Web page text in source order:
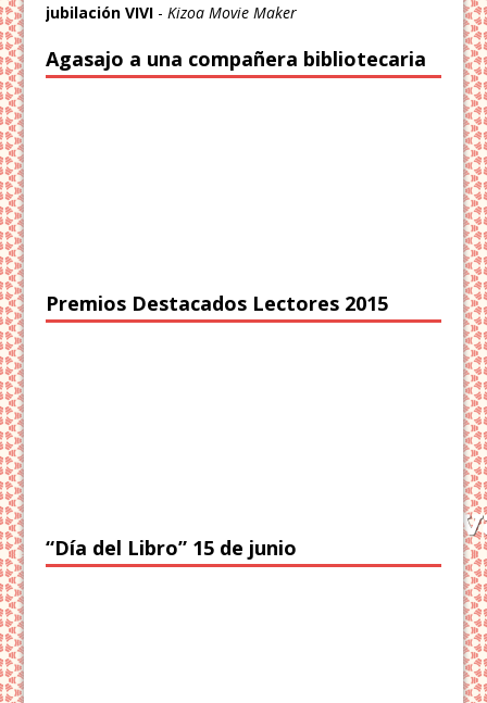
jubilación VIVI -Kizoa Movie Maker
Agasajo a una compañera bibliotecaria
Premios Destacados Lectores 2015
“Día del Libro” 15 de junio